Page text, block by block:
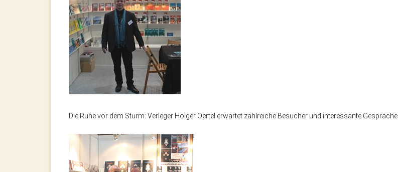
Die Ruhe vor dem Sturm: Verleger Holger Oertel erwartet zahlreiche Besucher und interessante Gespräche.